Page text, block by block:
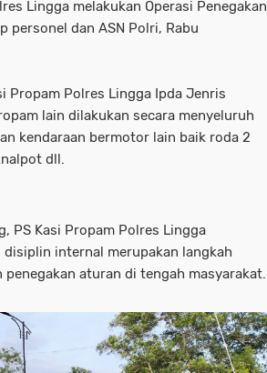
Lingga melakukan Operasi Penegakan
personel dan ASN Polri, Rabu
Propam Polres Lingga Ipda Jenris
lain dilakukan secara menyeluruh
kendaraan bermotor lain baik roda 2
dll.
PS Kasi Propam Polres Lingga
disiplin internal merupakan langkah
aturan di tengah masyarakat.